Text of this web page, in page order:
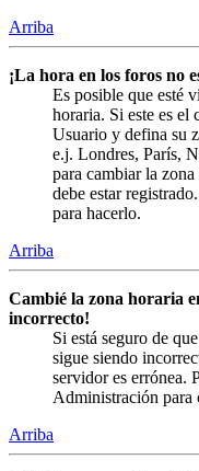
Arriba
¡La hora en los foros no
Es posible que esté
horaria. Si este es el
Usuario y defina su
e.j. Londres, París,
para cambiar la
debe estar
para hacerlo.
Arriba
Cambié la zona horaria
incorrecto!
Si está seguro de
sigue siendo
servidor es errónea.
Administración para
Arriba